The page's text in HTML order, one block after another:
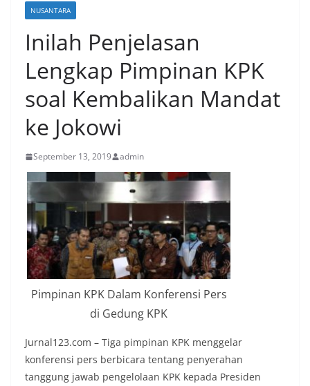
NUSANTARA
Inilah Penjelasan
Lengkap Pimpinan KPK
soal Kembalikan Mandat
ke Jokowi
September 13, 2019 admin
Pimpinan KPK Dalam Konferensi Pers
di Gedung KPK
Jurnal123.com – Tiga pimpinan KPK menggelar
konferensi pers berbicara tentang penyerahan
tanggung jawab pengelolaan KPK kepada Presiden